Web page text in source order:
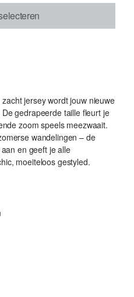
jersey wordt jouw nieuwe
gedrapeerde taille fleurt je
zoom speels meezwaait.
wandelingen – de
en geeft je alle
moeiteloos gestyled.